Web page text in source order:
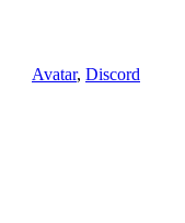
Avatar, Discord